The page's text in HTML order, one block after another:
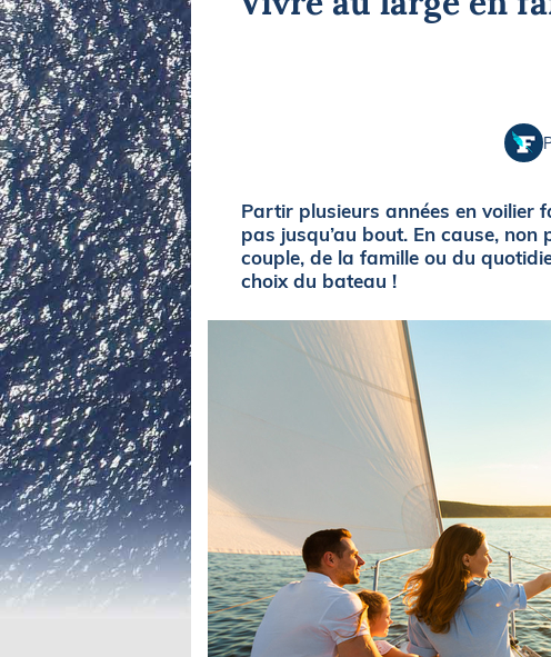
Equipements
Glisse
Partir plusieurs années en voilier
pas jusqu’au bout. En cause,
couple, de la famille ou du
choix du bateau !